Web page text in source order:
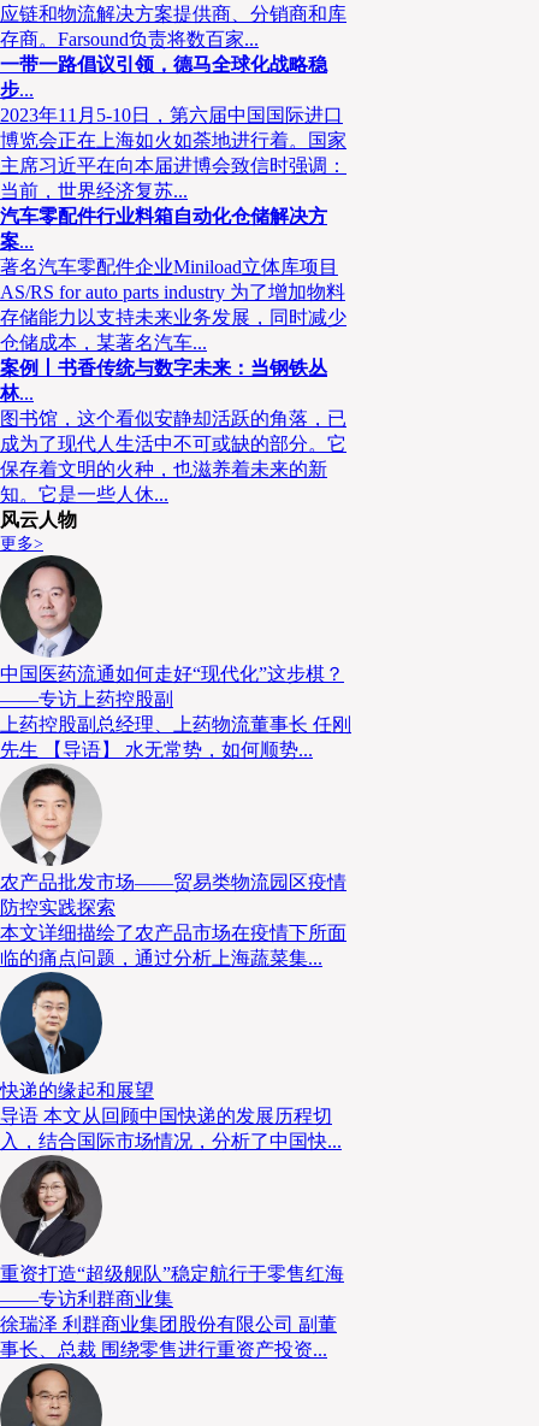
上午8:00，嘉宾陆续前来签到，领取专属定制的嘉
完成，本届论坛共迎来近300位嘉宾，一时间，上海万
在主持人海猫猫热情洋溢的话语中，“2021第10届国际时
利开幕。
论坛伊始，
应链和物流解决方案提供商、分销商和库
存商。Farsound负责将数百家...
一带一路倡议引领，德马全球化战略稳
步...
2023年11月5-10日，第六届中国国际进口
博览会正在上海如火如荼地进行着。国家
主席习近平在向本届进博会致信时强调：
当前，世界经济复苏...
汽车零配件行业料箱自动化仓储解决方
案...
著名汽车零配件企业Miniload立体库项目
AS/RS for auto parts industry 为了增加物料
存储能力以支持未来业务发展，同时减少
仓储成本，某著名汽车...
案例丨书香传统与数字未来：当钢铁丛
林...
图书馆，这个看似安静却活跃的角落，已
成为了现代人生活中不可或缺的部分。它
保存着文明的火种，也滋养着未来的新
知。它是一些人休...
风云人物
更多>
中国医药流通如何走好“现代化”这步棋？
——专访上药控股副
上药控股副总经理、上药物流董事长 任刚
先生 【导语】 水无常势，如何顺势...
农产品批发市场——贸易类物流园区疫情
防控实践探索
本文详细描绘了农产品市场在疫情下所面
临的痛点问题，通过分析上海蔬菜集...
快递的缘起和展望
导语 本文从回顾中国快递的发展历程切
入，结合国际市场情况，分析了中国快...
重资打造“超级舰队”稳定航行于零售红海
——专访利群商业集
徐瑞泽 利群商业集团股份有限公司 副董
事长、总裁 围绕零售进行重资产投资...